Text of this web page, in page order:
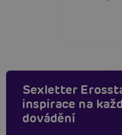
Sexletter
inspirace na
dovádění